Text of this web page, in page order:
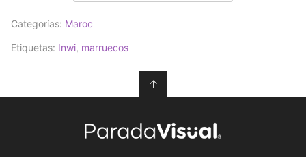
Categorías: Maroc
Etiquetas: Inwi, marruecos
↑